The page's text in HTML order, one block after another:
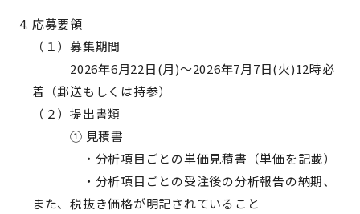
応募要領
（１）募集期間
2026年6月22日(月)～2026年7月7日(火)12時必
着（郵送もしくは持参）
（２）提出書類
① 見積書
・分析項目ごとの単価見積書（単価を記載）
・分析項目ごとの受注後の分析報告の納期、
また、税抜き価格が明記されていること